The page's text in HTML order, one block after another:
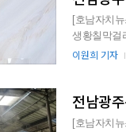
[호남자치
생황칠막걸리'를 선정했다고
황칠을 원
이원희 기자
전남광
[호남자치